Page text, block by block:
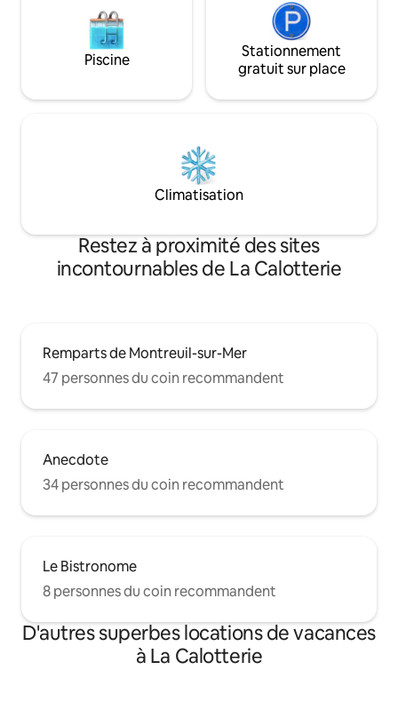
Piscine
Stationnement
gratuit sur place
Climatisation
Restez à proximité des sites
incontournables de La Calotterie
Remparts de Montreuil-sur-Mer
47 personnes du coin recommandent
Anecdote
34 personnes du coin recommandent
Le Bistronome
8 personnes du coin recommandent
D'autres superbes locations de vacances
à La Calotterie